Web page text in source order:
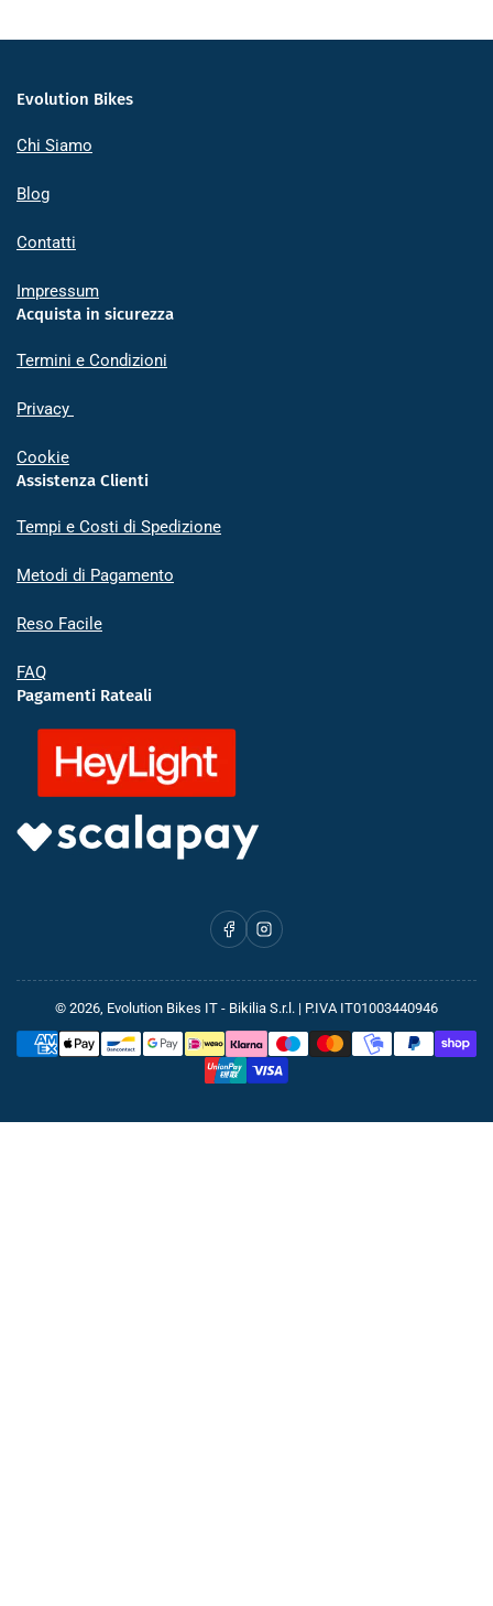
Evolution Bikes
Chi Siamo
Blog
Contatti
Impressum
Acquista in sicurezza
Termini e Condizioni
Privacy
Cookie
Assistenza Clienti
Tempi e Costi di Spedizione
Metodi di Pagamento
Reso Facile
FAQ
Pagamenti Rateali
FacebookInstagram
© 2026, Evolution Bikes IT - Bikilia S.r.l. | P.IVA IT01003440946
Metodi
di
pagamento